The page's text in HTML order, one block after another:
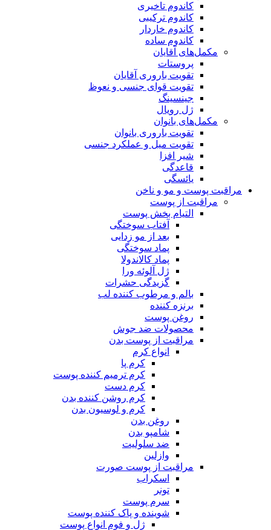
کاندوم تاخیری
کاندوم ترکیبی
کاندوم خاردار
کاندوم ساده
مکمل‌های آقایان
پروستات
تقویت باروری آقایان
تقویت قوای جنسی و نعوظ
جینسینگ
ژل رویال
مکمل‌های بانوان
تقویت باروری بانوان
تقویت میل و عملکرد جنسی
شیر افزا
قاعدگی
یائسگی
مراقبت پوست و مو و ناخن
مراقبت از پوست
التیام بخش پوست
آفتاب سوختگی
بعد از مو زدایی
پماد سوختگی
پماد کالاندولا
ژل آلوئه ورا
گزیدگی حشرات
بالم و مرطوب کننده لب
برنزه کننده
روغن پوست
محصولات ضد جوش
مراقبت از پوست بدن
انواع کرم
کرم پا
کرم ترمیم کننده پوست
کرم دست
کرم روشن کننده بدن
کرم و لوسیون بدن
روغن بدن
شامپو بدن
ضد سلولیت
وازلین
مراقبت از پوست صورت
اسکراب
تونر
سرم پوست
شوینده و پاک کننده پوست
ژل و فوم انواع پوست